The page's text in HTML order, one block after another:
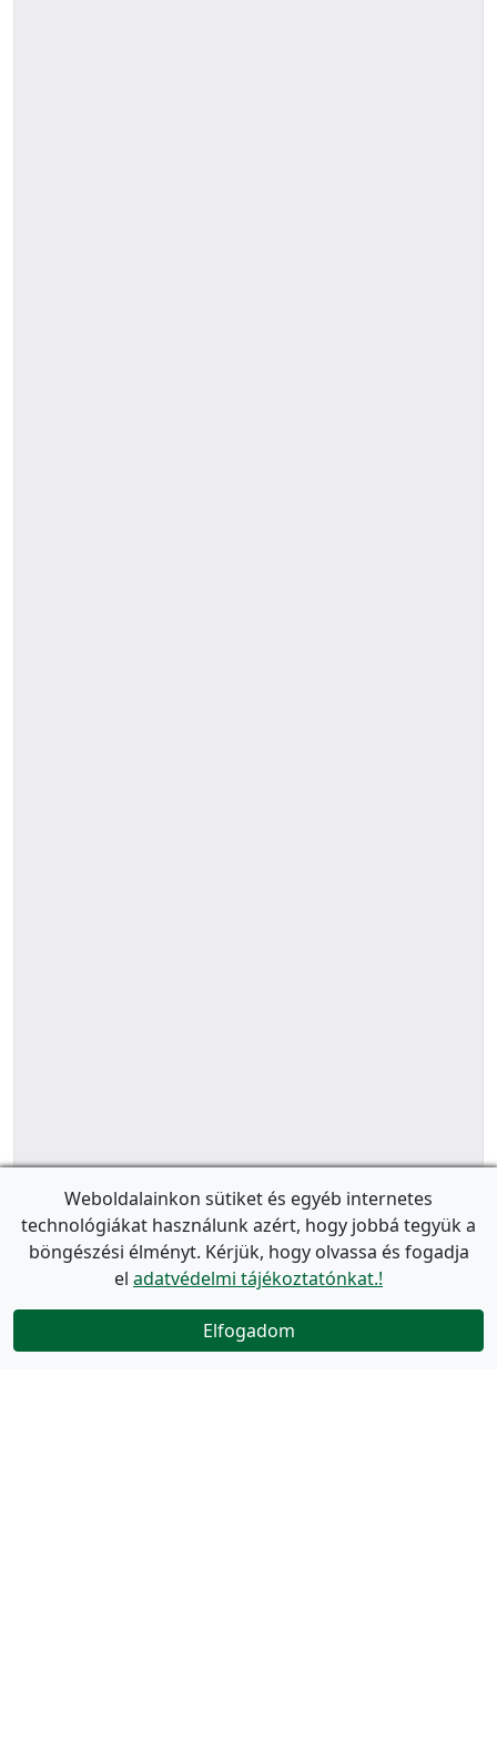
Weboldalainkon sütiket és egyéb internetes
technológiákat használunk azért, hogy jobbá tegyük a
böngészési élményt. Kérjük, hogy olvassa és fogadja
el adatvédelmi tájékoztatónkat.!
Elfogadom